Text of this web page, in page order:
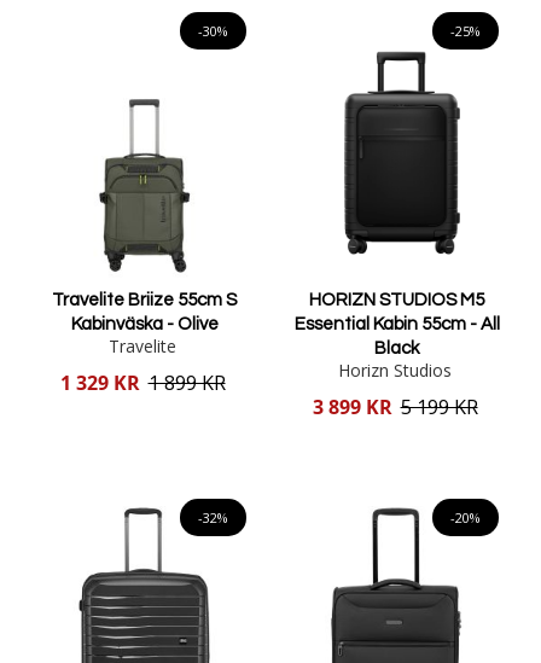
-30%
Travelite Briize 55cm S
Kabinväska - Olive
Travelite
Reducerat
1 329 KR 1 899 KR
-25%
HORIZN STUDIOS M5
Essential Kabin 55cm - All
Black
Horizn Studios
Reducerat
3 899 KR 5 199 KR
-32% -20%